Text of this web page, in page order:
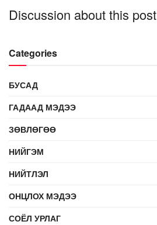
Discussion about this post
Categories
БУСАД
ГАДААД МЭДЭЭ
ЗӨВЛӨГӨӨ
НИЙГЭМ
НИЙТЛЭЛ
ОНЦЛОХ МЭДЭЭ
СОЁЛ УРЛАГ